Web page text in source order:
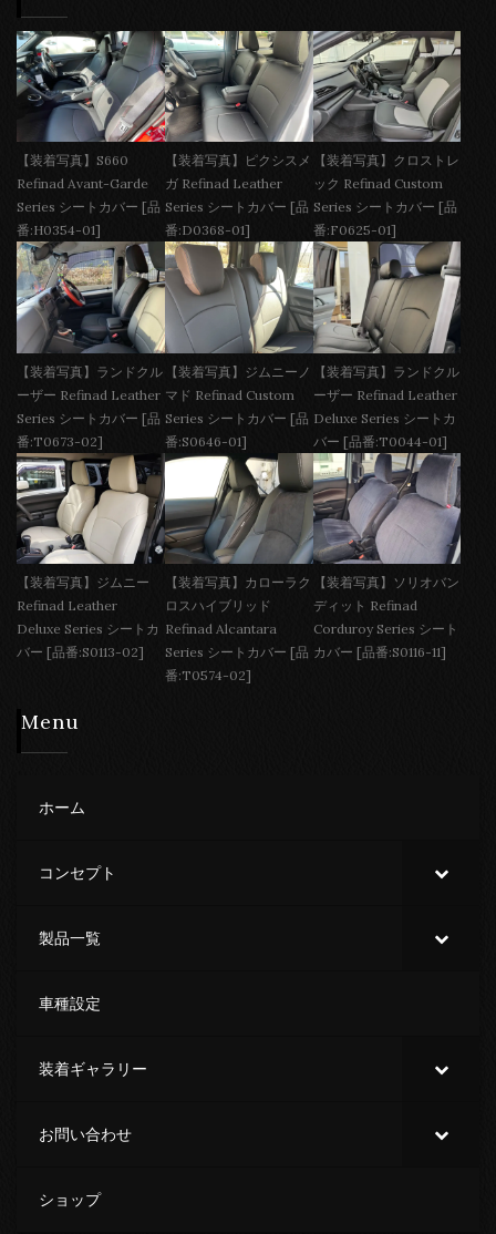
【装着写真】S660
Refinad Avant-Garde
Series シートカバー [品
番:H0354-01]
【装着写真】ピクシスメ
ガ Refinad Leather
Series シートカバー [品
番:D0368-01]
【装着写真】クロストレ
ック Refinad Custom
Series シートカバー [品
番:F0625-01]
【装着写真】ランドクル
ーザー Refinad Leather
Series シートカバー [品
番:T0673-02]
【装着写真】ジムニーノ
マド Refinad Custom
Series シートカバー [品
番:S0646-01]
【装着写真】ランドクル
ーザー Refinad Leather
Deluxe Series シートカ
バー [品番:T0044-01]
【装着写真】ジムニー
Refinad Leather
Deluxe Series シートカ
バー [品番:S0113-02]
【装着写真】カローラク
ロスハイブリッド
Refinad Alcantara
Series シートカバー [品
番:T0574-02]
【装着写真】ソリオバン
ディット Refinad
Corduroy Series シート
カバー [品番:S0116-11]
Menu
ホーム
コンセプト
製品一覧
車種設定
装着ギャラリー
お問い合わせ
ショップ